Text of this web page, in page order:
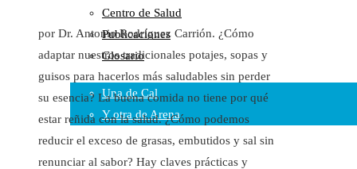
Cara Oscura Sanidad
Humor
Cal y Arena
Una de Cal
Y otra de Arena
Noticias Sanitarias
Centro de Salud
Publicaciones
Glosario
por Dr. Antonio Rodríguez Carrión. ¿Cómo
adaptar nuestros tradicionales potajes, sopas y
guisos para hacerlos más saludables sin perder
su esencia? La buena comida no tiene por qué
estar reñida con la salud. ¿Cómo podemos
reducir el exceso de grasas, embutidos y sal sin
renunciar al sabor? Hay claves prácticas y